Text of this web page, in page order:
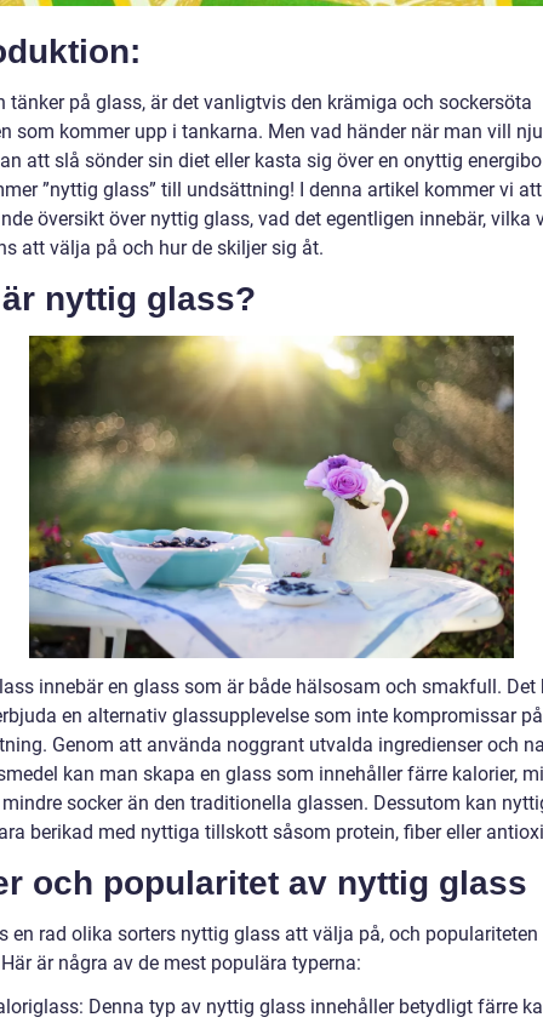
tänker på glass, är det vanligtvis den krämiga och sockersöta
som kommer upp i tankarna. Men vad händer när man vill
att slå sönder sin diet eller kasta sig över en onyttig
”nyttig glass” till undsättning! I denna artikel kommer vi
översikt över nyttig glass, vad det egentligen innebär, vilka
att välja på och hur de skiljer sig åt.
nyttig glass?
innebär en glass som är både hälsosam och smakfull. Det
en alternativ glassupplevelse som inte kompromissar
Genom att använda noggrant utvalda ingredienser och
kan man skapa en glass som innehåller färre kalorier,
socker än den traditionella glassen. Dessutom kan
berikad med nyttiga tillskott såsom protein, fiber eller
och popularitet av nyttig glass
en rad olika sorters nyttig glass att välja på, och populariteten
är några av de mest populära typerna:
Denna typ av nyttig glass innehåller betydligt färre